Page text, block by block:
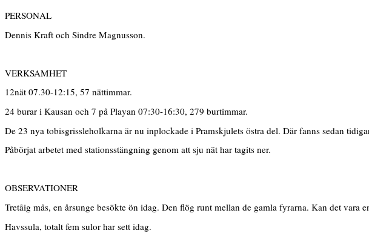
PERSONAL
Dennis Kraft och Sindre Magnusson.
VERKSAMHET
12nät 07.30-12:15, 57 nättimmar.
24 burar i Kausan och 7 på Playan 07:30-16:30, 279 burtimmar.
De 23 nya tobisgrissleholkarna är nu inplockade i Pramskjulets östra del. Där fanns sedan
Påbörjat arbetet med stationsstängning genom att sju nät har tagits ner.
OBSERVATIONER
Tretåig mås, en årsunge besökte ön idag. Den flög runt mellan de gamla fyrarna. Kan det vara
Havssula, totalt fem sulor har sett idag.